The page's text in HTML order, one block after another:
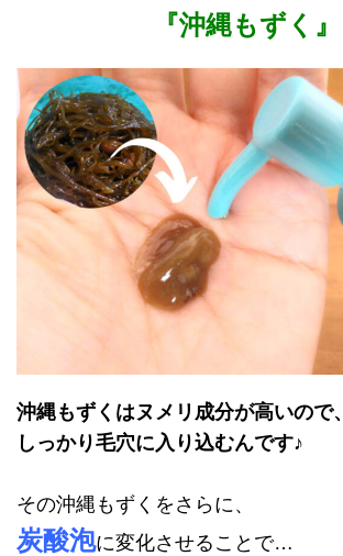
『沖縄もずく』
沖縄もずくはヌメリ成分が高いので、
しっかり毛穴に入り込むんです♪
その沖縄もずくをさらに、
炭酸泡に変化させることで…